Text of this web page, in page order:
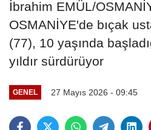
İbrahim EMÜL/
OSMANİYE'de bıçak
(77), 10 yaşında
yıldır sürdürüyor
GENEL 27 Mayıs 2026 - 09:45